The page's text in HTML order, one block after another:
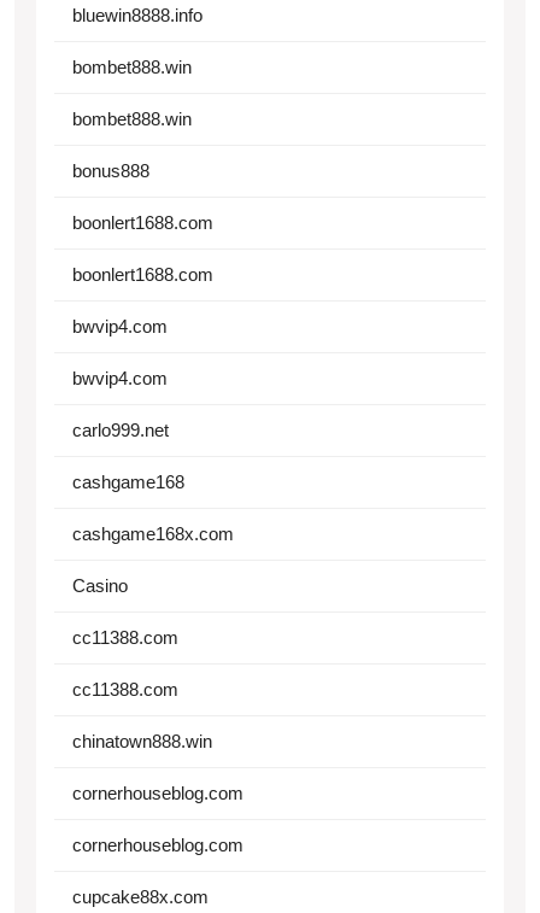
bluewin8888.info
bombet888.win
bombet888.win
bonus888
boonlert1688.com
boonlert1688.com
bwvip4.com
bwvip4.com
carlo999.net
cashgame168
cashgame168x.com
Casino
cc11388.com
cc11388.com
chinatown888.win
cornerhouseblog.com
cornerhouseblog.com
cupcake88x.com